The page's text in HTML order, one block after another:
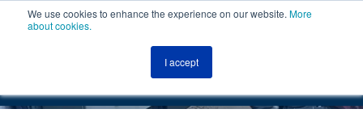
We use cookies to enhance the experience on our website. More
about cookies.
I accept
ROMÂNĂ